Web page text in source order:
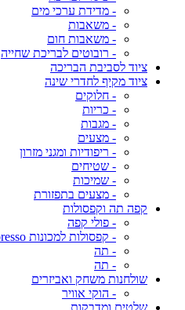
- מדידת ערכי מים
- משאבות
- משאבות חום
- רובוטים לבריכת שחייה
ציוד לסביבת הבריכה
ציוד מקיף לחדרי שינה
- חלוקים
- כריות
- מגבות
- מצעים
- ריפודיות ומגני מזרון
- שטיחים
- שמיכות
- מצעים בתפזורת
קפה תה וקפסולות
- פולי קפה
- קפסולות למכונות Nespresso
- תה
- תה
שולחנות משחק ואביזרים
- הוקי אוויר
שלטים ומדבקות